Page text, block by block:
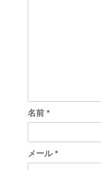
名前 *
メール *